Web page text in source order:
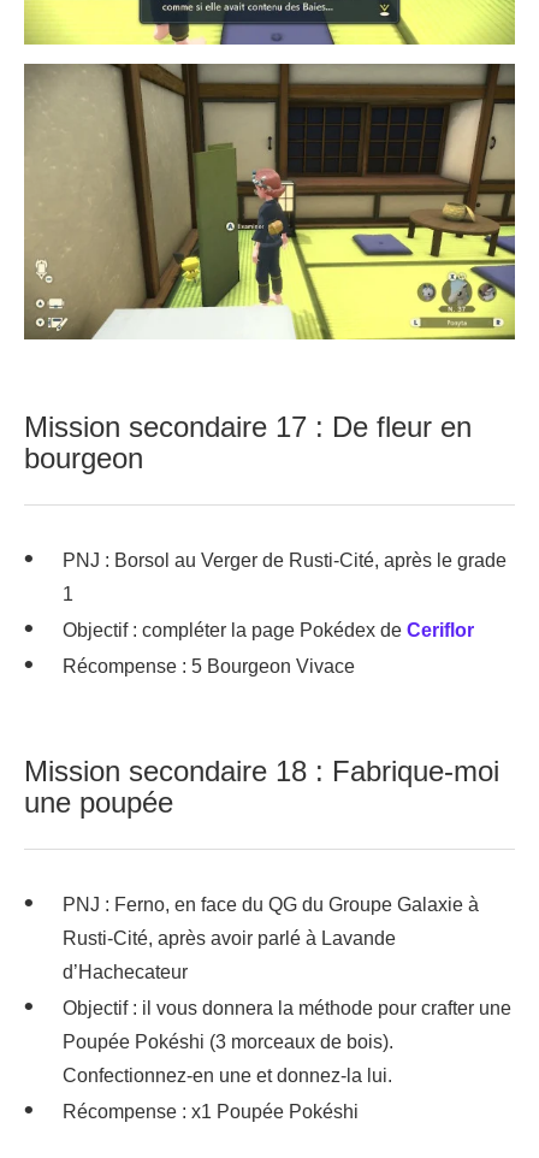
Mission secondaire 17 : De fleur en
bourgeon
PNJ : Borsol au Verger de Rusti-Cité, après le grade
1
Objectif : compléter la page Pokédex de Ceriflor
Récompense : 5 Bourgeon Vivace
Mission secondaire 18 : Fabrique-moi
une poupée
PNJ : Ferno, en face du QG du Groupe Galaxie à
Rusti-Cité, après avoir parlé à Lavande
d’Hachecateur
Objectif : il vous donnera la méthode pour crafter une
Poupée Pokéshi (3 morceaux de bois).
Confectionnez-en une et donnez-la lui.
Récompense : x1 Poupée Pokéshi